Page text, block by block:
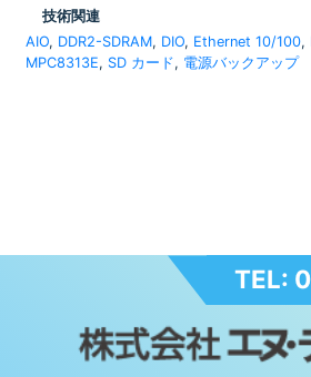
技術関連
AIO, DDR2-SDRAM, DIO, Ethernet 10/100,
MPC8313E, SD カード, 電源バックアップ
TEL: